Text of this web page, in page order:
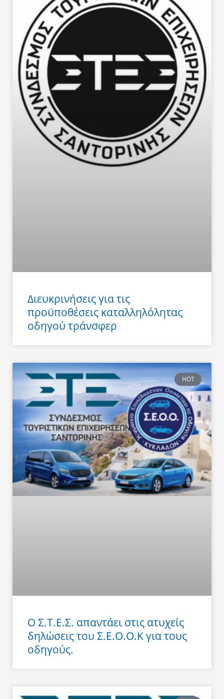
Διευκρινήσεις για τις
προϋποθέσεις καταλληλόλητας
οδηγού τράνσφερ
HOT
Ο Σ.Τ.Ε.Σ. απαντάει στις ατυχείς
δηλώσεις του Σ.Ε.Ο.Ο.Κ για τους
οδηγούς.